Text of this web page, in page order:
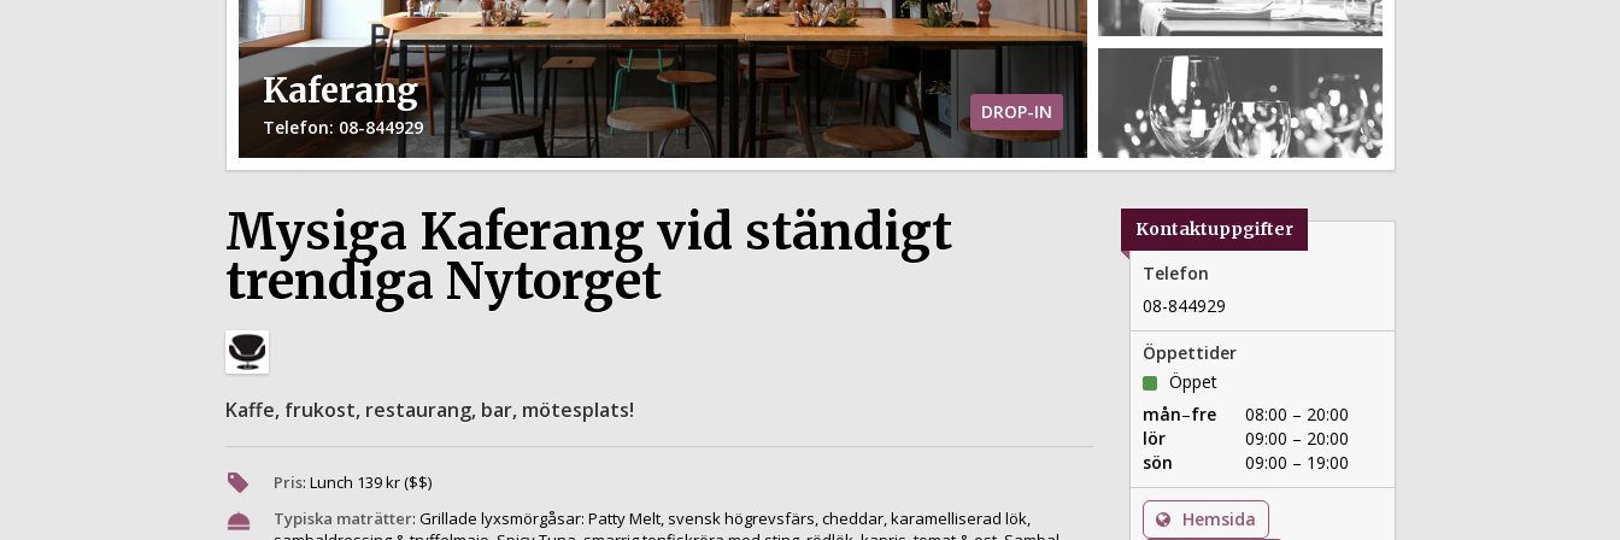
Kaferang
Telefon: 08-844929
DROP-IN
Mysiga Kaferang vid ständigt
trendiga Nytorget
Kaffe, frukost, restaurang, bar, mötesplats!
Pris: Lunch 139kr ($$)
Typiska maträtter: Grillade lyxsmörgåsar: Patty Melt, svensk högrevsfärs, cheddar, karamelliserad lök,
Kontaktuppgifter
Telefon
08-844929
Öppettider
Öppet
mån–fre
08:00 – 20:00
lör
09:00 – 20:00
sön
09:00 – 19:00
Hemsida